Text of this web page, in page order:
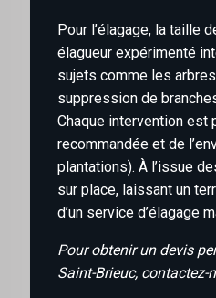
Pour l’élagage, la taille
élagueur expérimenté
sujets comme les
suppression de
Chaque intervention est
recommandée et de
plantations). À l’issue
sur place, laissant un
d’un service d’élagage
Pour obtenir un devis
Saint-Brieuc, contactez-